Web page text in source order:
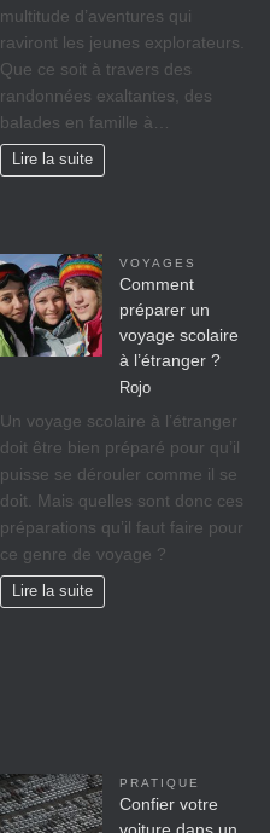
multitude d’aventures qui
raviront les jeunes explorateurs.
Que ce soit à travers des
randonnées exaltantes, des
balades en famille à…
Lire la suite
VOYAGES
Comment
préparer un
voyage scolaire
à l’étranger ?
Rojo
Un voyage scolaire à l’étranger
doit être bien préparé pour qu’il
puisse se dérouler comme il se
doit. Mais quelles sont donc ces
préparations qu’il faut faire pour
ce genre de voyage ?
Lire la suite
PRATIQUE
Confier votre
voiture dans un